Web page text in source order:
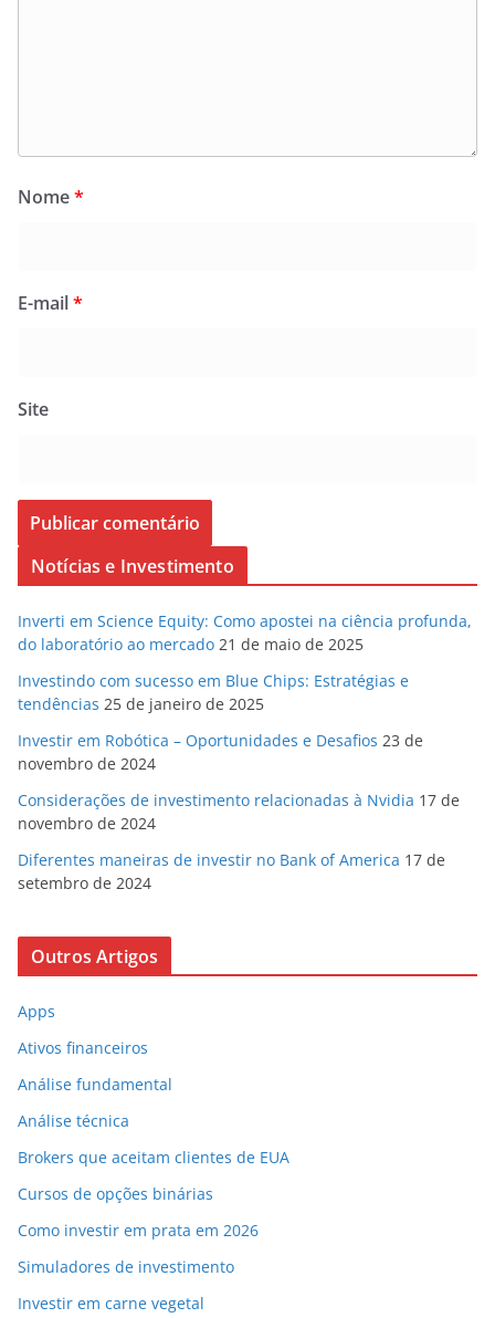
Nome*
E-mail*
Site
Notícias e Investimento
Inverti em Science Equity: Como apostei na ciência profunda,
do laboratório ao mercado 21 de maio de 2025
Investindo com sucesso em Blue Chips: Estratégias e
tendências 25 de janeiro de 2025
Investir em Robótica – Oportunidades e Desafios 23 de
novembro de 2024
Considerações de investimento relacionadas à Nvidia 17 de
novembro de 2024
Diferentes maneiras de investir no Bank of America 17 de
setembro de 2024
Outros Artigos
Apps
Ativos financeiros
Análise fundamental
Análise técnica
Brokers que aceitam clientes de EUA
Cursos de opções binárias
Como investir em prata em 2026
Simuladores de investimento
Investir em carne vegetal